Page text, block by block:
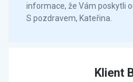
informace, že Vám poskytli
S pozdravem, Kateřina.
Klient